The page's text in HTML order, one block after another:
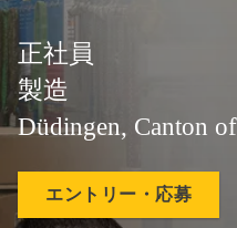
正社員
製造
Düdingen, Canton
エントリー・応募